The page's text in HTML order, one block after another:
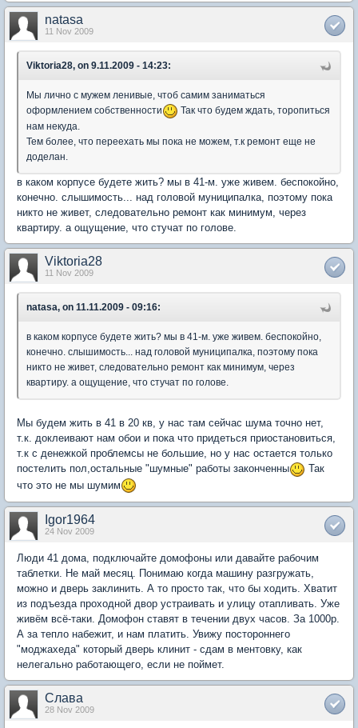
natasa
11 Nov 2009
Viktoria28, on 9.11.2009 - 14:23:
Мы лично с мужем ленивые, чтоб самим заниматься
оформлением собственности
Так что будем ждать, торопиться
нам некуда.
Тем более, что переехать мы пока не можем, т.к ремонт еще не
доделан.
в каком корпусе будете жить? мы в 41-м. уже живем. беспокойно,
конечно. слышимость... над головой муниципалка, поэтому пока
никто не живет, следовательно ремонт как минимум, через
квартиру. а ощущение, что стучат по голове.
Viktoria28
11 Nov 2009
natasa, on 11.11.2009 - 09:16:
в каком корпусе будете жить? мы в 41-м. уже живем. беспокойно,
конечно. слышимость... над головой муниципалка, поэтому пока
никто не живет, следовательно ремонт как минимум, через
квартиру. а ощущение, что стучат по голове.
Мы будем жить в 41 в 20 кв, у нас там сейчас шума точно нет,
т.к. доклеивают нам обои и пока что придеться приостановиться,
т.к с денежкой проблемсы не большие, но у нас остается только
постелить пол,остальные "шумные" работы законченны
Так
что это не мы шумим
Igor1964
24 Nov 2009
Люди 41 дома, подключайте домофоны или давайте рабочим
таблетки. Не май месяц. Понимаю когда машину разгружать,
можно и дверь заклинить. А то просто так, что бы ходить. Хватит
из подъезда проходной двор устраивать и улицу отапливать. Уже
живём всё-таки. Домофон ставят в течении двух часов. За 1000р.
А за тепло набежит, и нам платить. Увижу постороннего
"моджахеда" который дверь клинит - сдам в ментовку, как
нелегально работающего, если не поймет.
Слава
28 Nov 2009